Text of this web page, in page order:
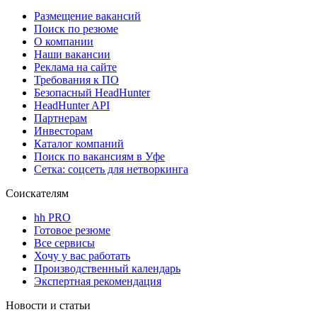
Размещение вакансий
Поиск по резюме
О компании
Наши вакансии
Реклама на сайте
Требования к ПО
Безопасный HeadHunter
HeadHunter API
Партнерам
Инвесторам
Каталог компаний
Поиск по вакансиям в Уфе
Сетка: соцсеть для нетворкинга
Соискателям
hh PRO
Готовое резюме
Все сервисы
Хочу у вас работать
Производственный календарь
Экспертная рекомендация
Новости и статьи